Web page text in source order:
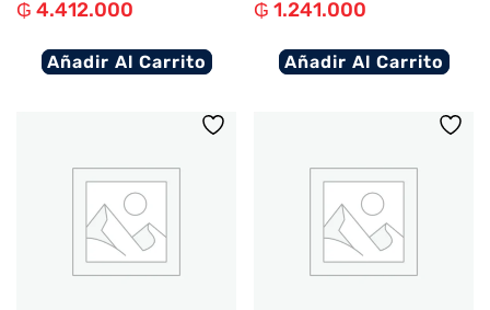
₲ 4.412.000
Añadir Al Carrito
₲ 1.241.000
Añadir Al Carrito